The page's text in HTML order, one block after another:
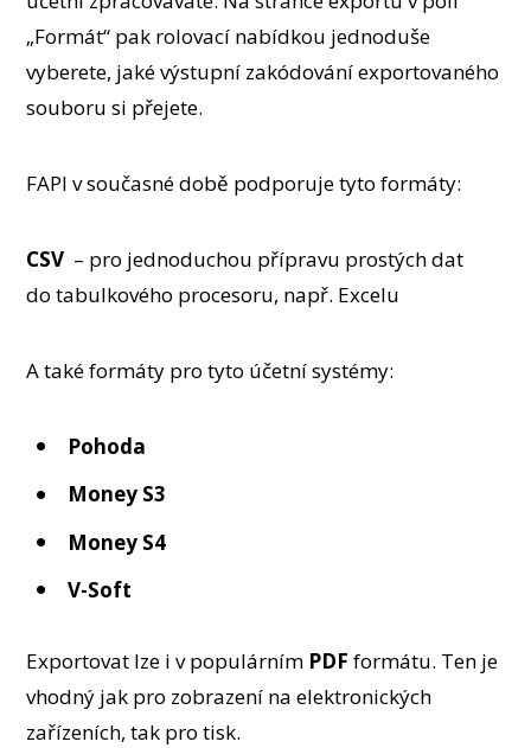
„Formát“ pak rolovací nabídkou jednoduše
vyberete, jaké výstupní zakódování exportovaného
souboru si přejete.
FAPI v současné době podporuje tyto formáty:
CSV – pro jednoduchou přípravu prostých dat
do tabulkového procesoru, např. Excelu
A také formáty pro tyto účetní systémy:
Pohoda
Money S3
Money S4
V-Soft
Exportovat lze i v populárním PDF formátu. Ten je
vhodný jak pro zobrazení na elektronických
zařízeních, tak pro tisk.